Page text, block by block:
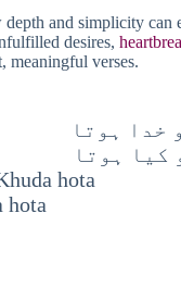
and simplicity
desires,
meaningful verses.
خدا ہوتا
کیا ہوتا
hota
hota